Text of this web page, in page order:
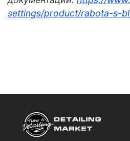
settings/product/rabota-s-